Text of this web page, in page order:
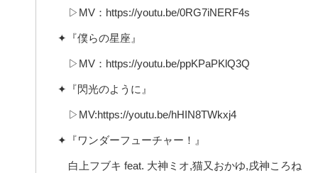
▷MV：https://youtu.be/0RG7iNERF4s
✦『僕らの星座』
▷MV：https://youtu.be/ppKPaPKlQ3Q
✦『閃光のように』
▷MV:https://youtu.be/hHIN8TWkxj4
✦『ワンダーフューチャー！』
白上フブキ feat. 大神ミオ,猫又おかゆ,戌神ころね